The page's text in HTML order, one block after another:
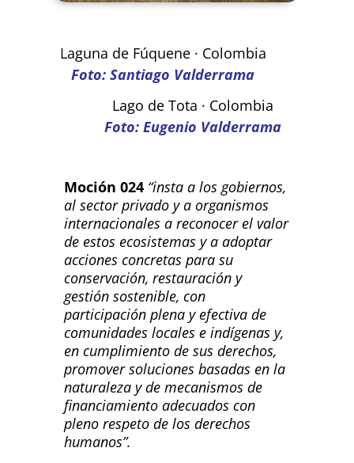
Laguna de Fúquene · Colombia
Foto: Santiago Valderrama
Lago de Tota · Colombia
Foto: Eugenio Valderrama
Moción 024 “insta a los gobiernos,
al sector privado y a organismos
internacionales a reconocer el valor
de estos ecosistemas y a adoptar
acciones concretas para su
conservación, restauración y
gestión sostenible, con
participación plena y efectiva de
comunidades locales e indígenas y,
en cumplimiento de sus derechos,
promover soluciones basadas en la
naturaleza y de mecanismos de
financiamiento adecuados con
pleno respeto de los derechos
humanos”.